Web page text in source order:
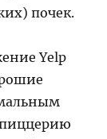
почек.
Yelp